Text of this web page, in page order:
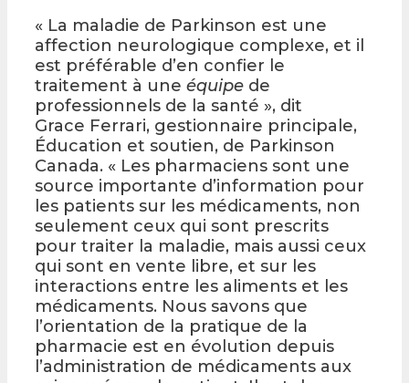
« La maladie de Parkinson est une
affection neurologique complexe, et il
est préférable d’en confier le
traitement à une équipe de
professionnels de la santé », dit
Grace Ferrari, gestionnaire principale,
Éducation et soutien, de Parkinson
Canada. « Les pharmaciens sont une
source importante d’information pour
les patients sur les médicaments, non
seulement ceux qui sont prescrits
pour traiter la maladie, mais aussi ceux
qui sont en vente libre, et sur les
interactions entre les aliments et les
médicaments. Nous savons que
l’orientation de la pratique de la
pharmacie est en évolution depuis
l’administration de médicaments aux